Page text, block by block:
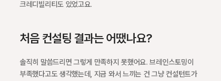
크레디빌리티도 있었고요.
처음 컨설팅 결과는 어땠나요?
솔직히 말씀드리면 그렇게 만족하지 못했어요. 브레인스토밍이
부족했다고도 생각했는데, 지금 와서 느끼는 건 그냥 컨설턴트가